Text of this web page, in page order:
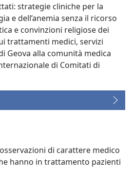
strategie cliniche per la
e dell’anemia senza il ricorso
e convinzioni religiose dei
trattamenti medici, servizi
Geova alla comunità medica
di Comitati di
di carattere medico
hanno in trattamento pazienti